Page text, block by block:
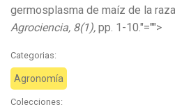
germosplasma de maíz de la
Agrociencia, 8(1), pp. 1-10."="">
Categorias:
Agronomía
Colecciones: